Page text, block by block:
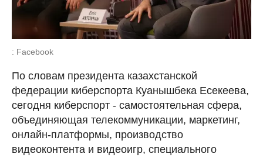
: Facebook
По словам президента казахстанской
федерации киберспорта Куанышбека Есекеева,
сегодня киберспорт - самостоятельная сфера,
объединяющая телекоммуникации, маркетинг,
онлайн-платформы, производство
видеоконтента и видеоигр, специального